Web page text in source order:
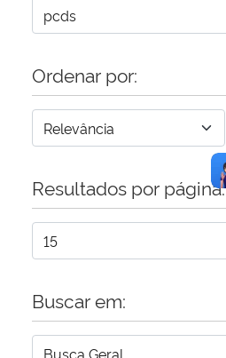
Secretaria de Governo
Gabinete de Segurança Institucional
Advocacia-Geral da União
Planalto
Ordenar por:
Resultados por página:
Buscar em: